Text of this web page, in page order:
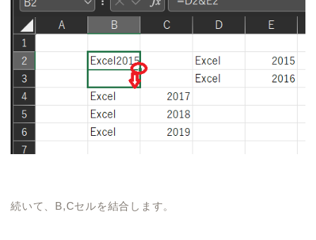
続いて、 B,Cセルを結合します。